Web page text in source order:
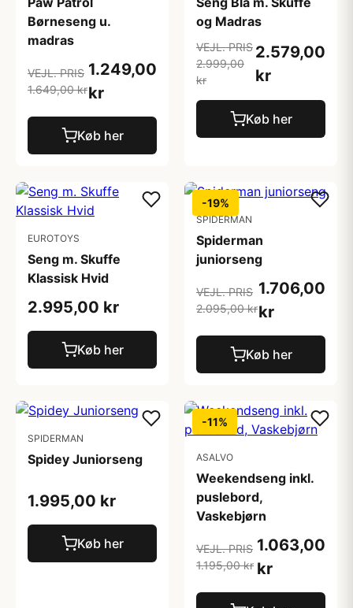
Børneseng u.
madras
VEJL. PRIS
1.649,00 kr
1.249,00
kr
Køb her
og Madras
VEJL. PRIS
2.999,00
kr
2.579,00
kr
Køb her
EUROTOYS
Seng m. Skuffe
Klassisk Hvid
2.995,00 kr
Køb her
-19%
SPIDERMAN
Spiderman
juniorseng
VEJL. PRIS
2.095,00 kr
1.706,00
kr
Køb her
SPIDERMAN
Spidey Juniorseng
1.995,00 kr
Køb her
-11%
ASALVO
Weekendseng inkl.
puslebord,
Vaskebjørn
VEJL. PRIS
1.195,00 kr
1.063,00
kr